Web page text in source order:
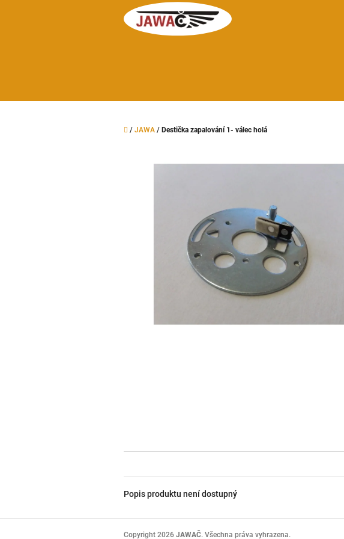
Domů
/ JAWA / Destička zapalování 1- válec holá
Popis produktu není dostupný
Copyright 2026 JAWAČ. Všechna práva vyhrazena.